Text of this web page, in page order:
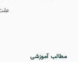
مطالب آموزشی